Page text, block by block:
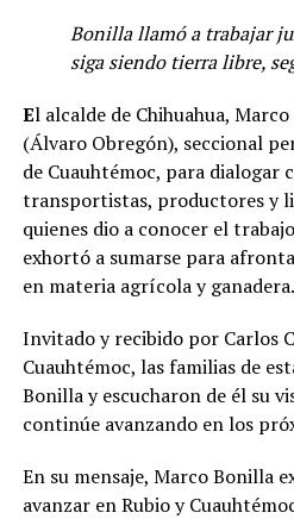
Bonilla llamó a trabajar
siga siendo tierra libre,
El alcalde de Chihuahua,
(Álvaro Obregón), seccional
de Cuauhtémoc, para dialogar
transportistas, productores y
quienes dio a conocer el
exhortó a sumarse para
en materia agrícola y ganadera.
Invitado y recibido por Carlos
Cuauhtémoc, las familias de
Bonilla y escucharon de él su
continúe avanzando en los
En su mensaje, Marco Bonilla
avanzar en Rubio y